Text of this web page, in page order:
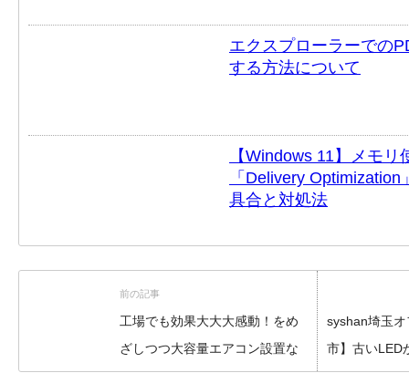
エクスプローラーでの
する方法について
【Windows 11】メモ
「Delivery
具合と対処法
前の記事
工場でも効果大大大感動！をめ
ざしつつ大容量エアコン設置な
syshan埼玉
市】古いLED